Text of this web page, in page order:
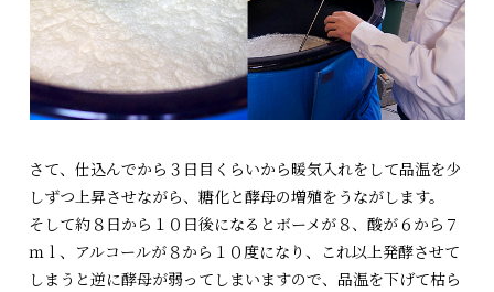
さて、仕込んでから３日目くらいから暖気入れをして品温を少
しずつ上昇させながら、糖化と酵母の増殖をうながします。
そして約８日から１０日後になるとボーメが８、酸が６から７
ｍｌ、アルコールが８から１０度になり、これ以上発酵させて
しまうと逆に酵母が弱ってしまいますので、品温を下げて枯ら